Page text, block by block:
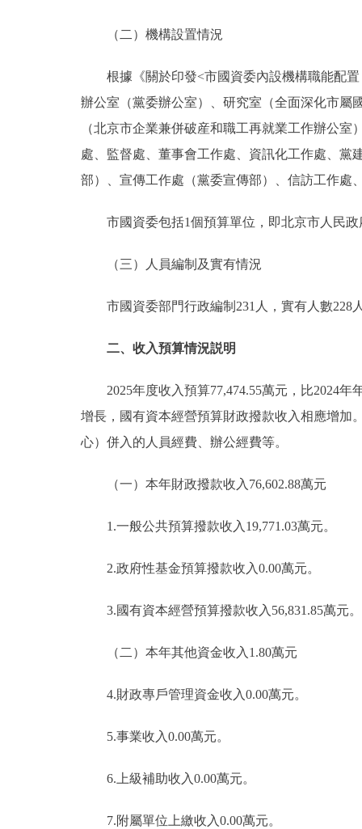
（二）機構設置情況
根據《關於印發<市國資委內設機構職能配置
辦公室（黨委辦公室）、研究室（全面深化市屬
（北京市企業兼併破産和職工再就業工作辦公
處、監督處、董事會工作處、資訊化工作處、
部）、宣傳工作處（黨委宣傳部）、信訪工作處
市國資委包括1個預算單位，即北京市人民政
（三）人員編制及實有情況
市國資委部門行政編制231人，實有人數228
二、收入預算情況説明
2025年度收入預算77,474.55萬元，比2024年
增長，國有資本經營預算財政撥款收入相應增加
心）併入的人員經費、辦公經費等。
（一）本年財政撥款收入76,602.88萬元
1.一般公共預算撥款收入19,771.03萬元。
2.政府性基金預算撥款收入0.00萬元。
3.國有資本經營預算撥款收入56,831.85萬元。
（二）本年其他資金收入1.80萬元
4.財政專戶管理資金收入0.00萬元。
5.事業收入0.00萬元。
6.上級補助收入0.00萬元。
7.附屬單位上繳收入0.00萬元。